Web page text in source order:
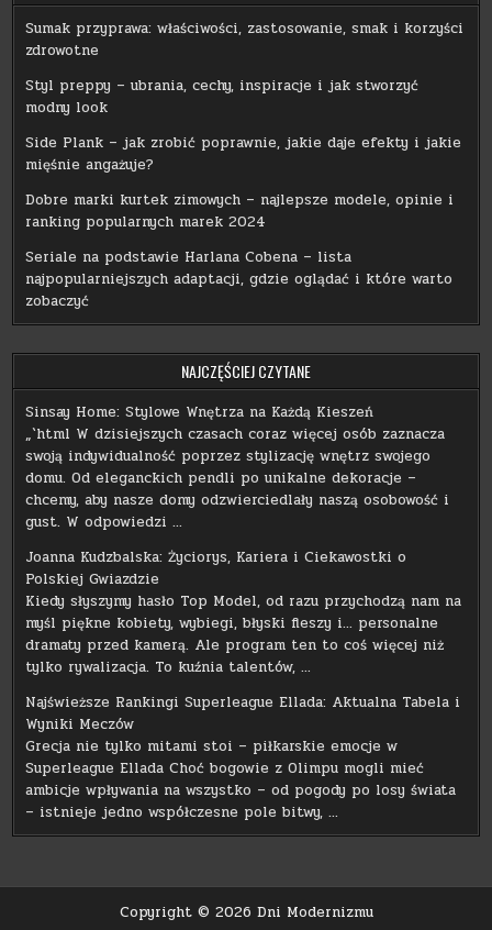
Sumak przyprawa: właściwości, zastosowanie, smak i korzyści
zdrowotne
Styl preppy – ubrania, cechy, inspiracje i jak stworzyć
modny look
Side Plank – jak zrobić poprawnie, jakie daje efekty i jakie
mięśnie angażuje?
Dobre marki kurtek zimowych – najlepsze modele, opinie i
ranking popularnych marek 2024
Seriale na podstawie Harlana Cobena – lista
najpopularniejszych adaptacji, gdzie oglądać i które warto
zobaczyć
NAJCZĘŚCIEJ CZYTANE
Sinsay Home: Stylowe Wnętrza na Każdą Kieszeń
„`html W dzisiejszych czasach coraz więcej osób zaznacza
swoją indywidualność poprzez stylizację wnętrz swojego
domu. Od eleganckich pendli po unikalne dekoracje –
chcemy, aby nasze domy odzwierciedlały naszą osobowość i
gust. W odpowiedzi …
Joanna Kudzbalska: Życiorys, Kariera i Ciekawostki o
Polskiej Gwiazdzie
Kiedy słyszymy hasło Top Model, od razu przychodzą nam na
myśl piękne kobiety, wybiegi, błyski fleszy i… personalne
dramaty przed kamerą. Ale program ten to coś więcej niż
tylko rywalizacja. To kuźnia talentów, …
Najświeższe Rankingi Superleague Ellada: Aktualna Tabela i
Wyniki Meczów
Grecja nie tylko mitami stoi – piłkarskie emocje w
Superleague Ellada Choć bogowie z Olimpu mogli mieć
ambicje wpływania na wszystko – od pogody po losy świata
– istnieje jedno współczesne pole bitwy, …
Copyright © 2026 Dni Modernizmu